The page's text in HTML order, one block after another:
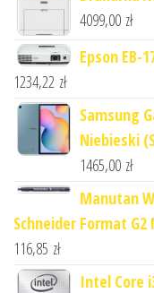
4099,00 zł
Epson EB-
1234,22 zł
Samsung
Niebieski
1465,00 zł
Manutan
Schneider Format
116,85 zł
Intel Core